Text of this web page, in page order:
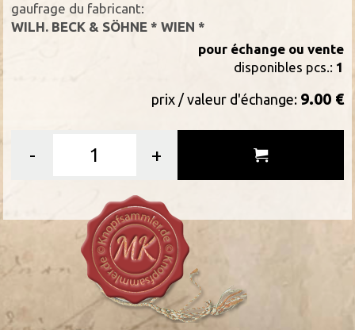
gaufrage du fabricant:
WILH. BECK & SÖHNE * WIEN *
pour échange ou vente
disponibles pcs.: 1
prix / valeur d'échange: 9.00 €
- +